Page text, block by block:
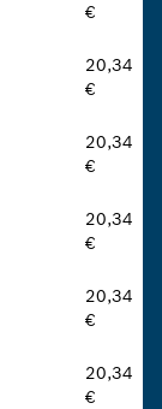
€
20,34
€
20,34
€
20,34
€
20,34
€
20,34
€